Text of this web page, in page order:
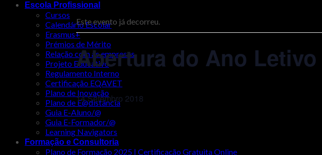
Escola Profissional
Cursos
Calendário Escolar
Erasmus+
Prémios de Mérito
Relação com as empresas
Projeto Educativo
Regulamento Interno
Certificação EQAVET
Plano de Inovação
Plano de E@distância
Guia E-Aluno/@
Guia E-Formador/@
Learning Navigators
Formação e Consultoria
Plano de Formação 2025 | Certificação Gratuita Online
Este evento já decorreu.
Abertura do Ano Letivo
14 Setembro 2018